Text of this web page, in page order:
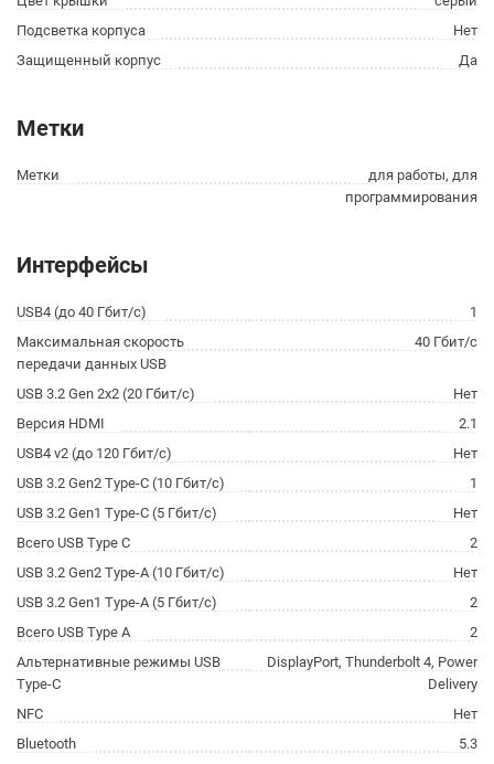
Подсветка корпуса
Нет
Защищенный корпус
Да
Метки
Метки
для работы, для
программирования
Интерфейсы
USB4 (до 40 Гбит/с)
1
Максимальная скорость
передачи данных USB
40 Гбит/с
USB 3.2 Gen 2x2 (20 Гбит/с)
Нет
Версия HDMI
2.1
USB4 v2 (до 120 Гбит/с)
Нет
USB 3.2 Gen2 Type-C (10 Гбит/с)
1
USB 3.2 Gen1 Type-C (5 Гбит/с)
Нет
Всего USB Type C
2
USB 3.2 Gen2 Type-A (10 Гбит/с)
Нет
USB 3.2 Gen1 Type-A (5 Гбит/с)
2
Всего USB Type A
2
Альтернативные режимы USB
Type-C
DisplayPort, Thunderbolt 4, Power
Delivery
NFC
Нет
Bluetooth
5.3